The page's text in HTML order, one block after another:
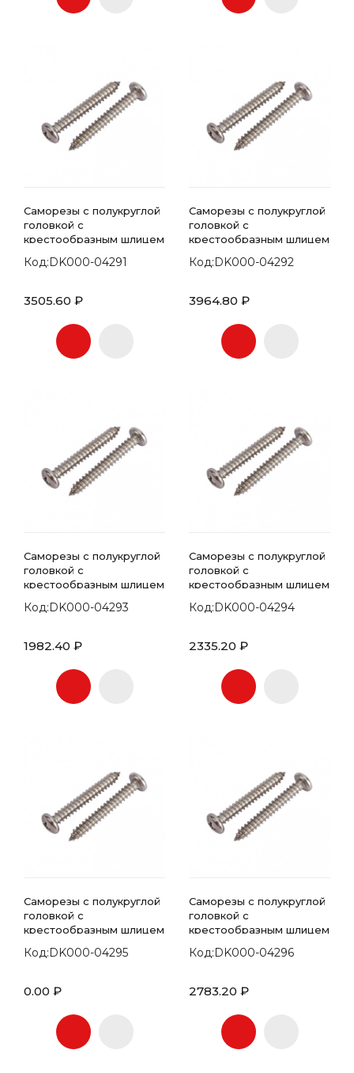
Саморезы с полукруглой
головкой с
крестообразным шлицем
Код:DK000-04291
3505.60 ₽
Саморезы с полукруглой
головкой с
крестообразным шлицем
Код:DK000-04292
3964.80 ₽
Саморезы с полукруглой
головкой с
крестообразным шлицем
Код:DK000-04293
1982.40 ₽
Саморезы с полукруглой
головкой с
крестообразным шлицем
Код:DK000-04294
2335.20 ₽
Саморезы с полукруглой
головкой с
крестообразным шлицем
Код:DK000-04295
0.00 ₽
Саморезы с полукруглой
головкой с
крестообразным шлицем
Код:DK000-04296
2783.20 ₽